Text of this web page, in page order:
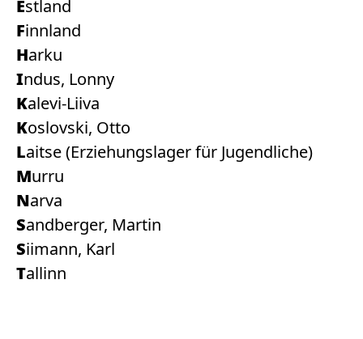
Estland
Finnland
Harku
Indus, Lonny
Kalevi-Liiva
Koslovski, Otto
Laitse (Erziehungslager für Jugendliche)
Murru
Narva
Sandberger, Martin
Siimann, Karl
Tallinn